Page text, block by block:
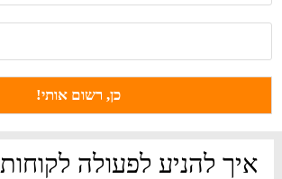
איך להניע לפעולה לקוחות